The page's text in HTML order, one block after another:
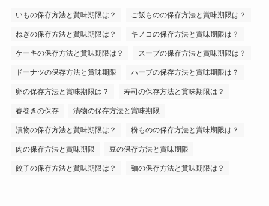
いもの保存方法と賞味期限は？ ご飯ものの保存方法と賞味期限は？
ねぎの保存方法と賞味期限は？ キノコの保存方法と賞味期限は？
ケーキの保存方法と賞味期限は？ スープの保存方法と賞味期限は？
ドーナツの保存方法と賞味期限 ハーブの保存方法と賞味期限は？
卵の保存方法と賞味期限は？ 寿司の保存方法と賞味期限は？
春巻きの保存 漬物の保存方法と賞味期限
漬物の保存方法と賞味期限は？ 粉ものの保存方法と賞味期限は？
肉の保存方法と賞味期限 豆の保存方法と賞味期限
餃子の保存方法と賞味期限は？ 麺の保存方法と賞味期限は？